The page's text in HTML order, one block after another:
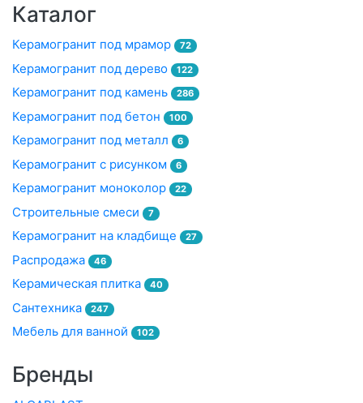
Каталог
Керамогранит под мрамор 72
Керамогранит под дерево 122
Керамогранит под камень 286
Керамогранит под бетон 100
Керамогранит под металл 6
Керамогранит с рисунком 6
Керамогранит моноколор 22
Строительные смеси 7
Керамогранит на кладбище 27
Распродажа 46
Керамическая плитка 40
Сантехника 247
Мебель для ванной 102
Бренды